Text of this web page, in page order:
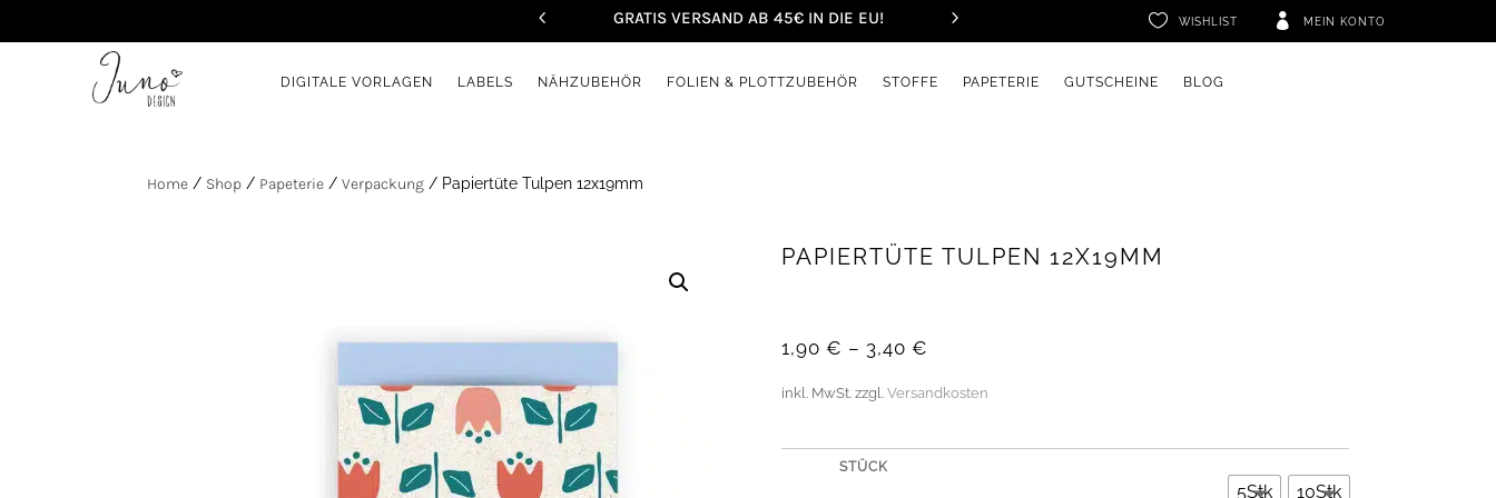
GRATIS VERSAND AB 45€ IN DIE EU!  WISHLIST  MEIN KONTO
DIGITALE VORLAGEN LABELS NÄHZUBEHÖR FOLIEN & PLOTTZUBEHÖR STOFFE PAPETERIE GUTSCHEINE BLOG
Home / Shop / Papeterie / Verpackung / Papiertüte Tulpen 12x19mm
PAPIERTÜTE TULPEN 12X19MM
1,90 € – 3,40 €
inkl. MwSt. zzgl. Versandkosten
STÜCK
5Stk 10Stk